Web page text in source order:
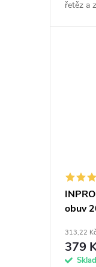
řetěz a
obuv
313,22
379